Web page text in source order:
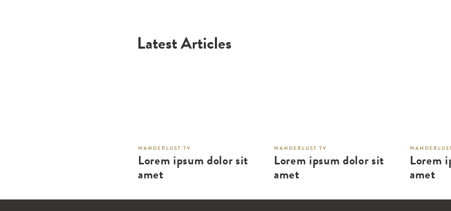
Latest Articles
WANDERLUST TV
Lorem ipsum dolor sit
amet
WANDERLUST TV
Lorem ipsum dolor sit
amet
Lorem
amet